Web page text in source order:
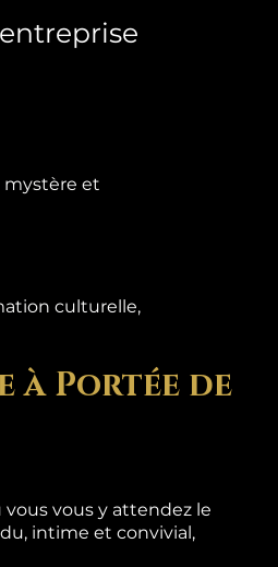
mystère et
culturelle,
à Portée de
vous vous y attendez le
intime et convivial,